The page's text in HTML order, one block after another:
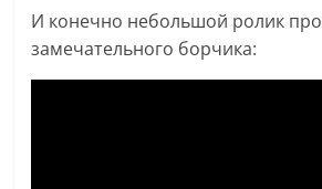
И конечно небольшой ролик про
замечательного борчика: